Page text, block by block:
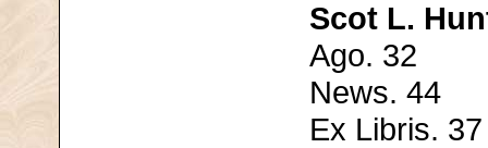
Scot L.
Ago. 32
News. 44
Ex Libris. 37